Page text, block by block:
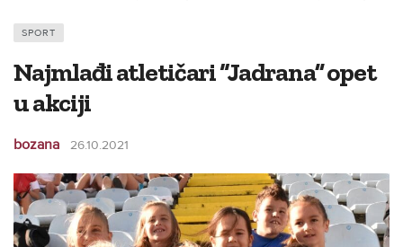
SPORT
Najmlađi atletičari “Jadrana” opet
u akciji
bozana 26.10.2021